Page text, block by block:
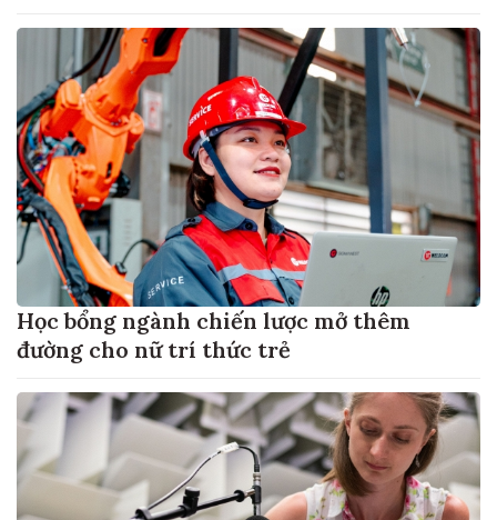
Học bổng ngành chiến lược mở thêm
đường cho nữ trí thức trẻ